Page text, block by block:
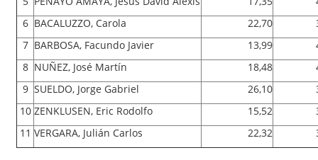
6 BACALUZZO, Carola 22,70
7 BARBOSA, Facundo Javier 13,99
8 NUÑEZ, José Martín 18,48
9 SUELDO, Jorge Gabriel 26,10
10 ZENKLUSEN, Eric Rodolfo 15,52
11 VERGARA, Julián Carlos 22,32